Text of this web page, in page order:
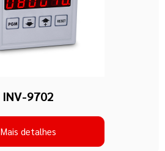
INV-9702
Mais detalhes